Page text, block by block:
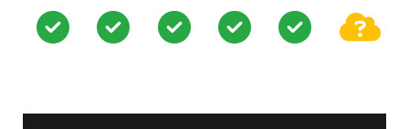
Wald, durch Tallandschaften, durch die
Fluren, auf Höhenwegen und durch
geschichtsträchtigen Ort eine Weile